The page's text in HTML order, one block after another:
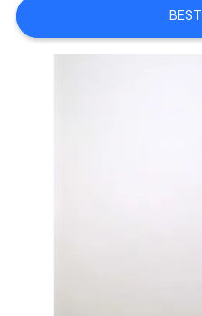
NACHRICHTEN